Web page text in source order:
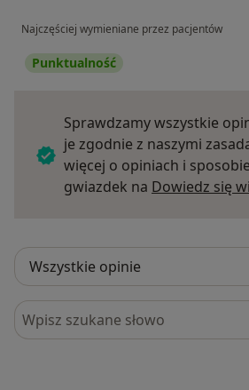
Najczęściej wymieniane przez pacjentów
Punktualność
Sprawdzamy wszystkie
je zgodnie z naszymi
więcej o opiniach i
gwiazdek na Dowiedz się
Szukaj w opiniach